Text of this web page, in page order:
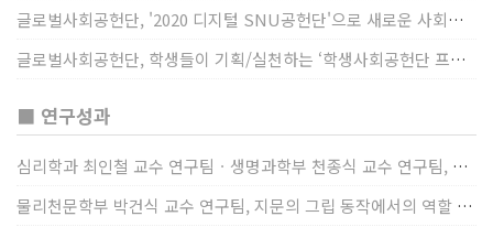
글로벌사회공헌단, '2020 디지털 SNU공헌단'으로 새로운 사회공헌에 도전
글로벌사회공헌단, 학생들이 기획/실천하는 ‘학생사회공헌단 프로젝트’ 진행
■ 연구성과
심리학과 최인철 교수 연구팀ㆍ생명과학부 천종식 교수 연구팀, 장내 마이크로바이옴과 정서적 웰빙간 관계 규명
물리천문학부 박건식 교수 연구팀, 지문의 그립 동작에서의 역할 및 원리 규명